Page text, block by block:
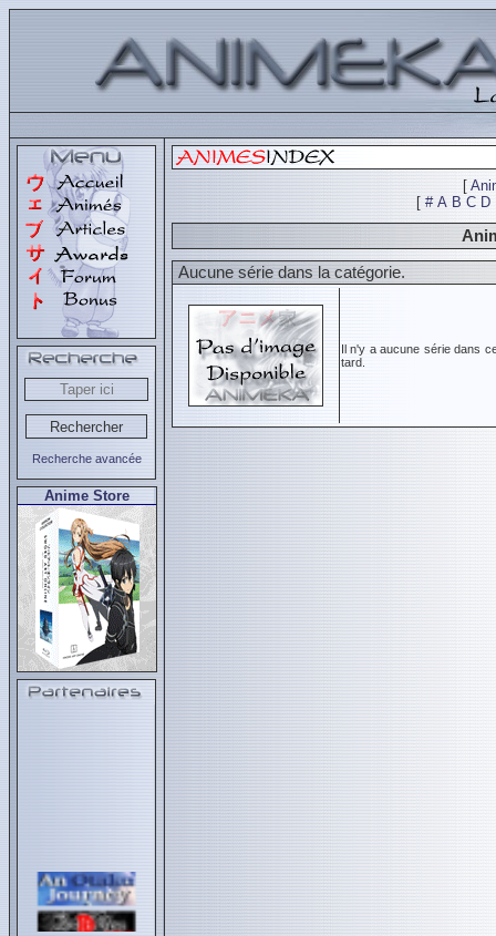
Recherche avancée
Anime Store
[
[ # A B C D
Aucune série dans la catégorie.
Il n'y a aucune série dans
tard.